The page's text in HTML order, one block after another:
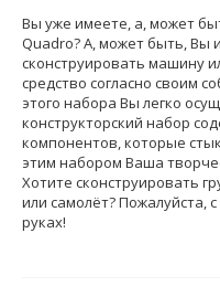
Вы уже имеете, а, может
Quadro? А, может быть, Вы
сконструировать машину
средство согласно своим
этого набора Вы легко
конструкторский набор
компонентов, которые
этим набором Ваша
Хотите сконструировать
или самолёт? Пожалуйста,
руках!